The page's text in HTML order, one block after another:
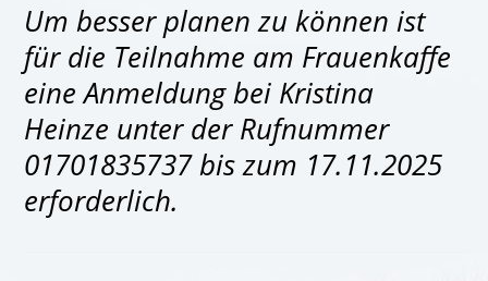
Um besser planen zu können ist
für die Teilnahme am Frauenkaffe
eine Anmeldung bei Kristina
Heinze unter der Rufnummer
01701835737 bis zum 17.11.2025
erforderlich.